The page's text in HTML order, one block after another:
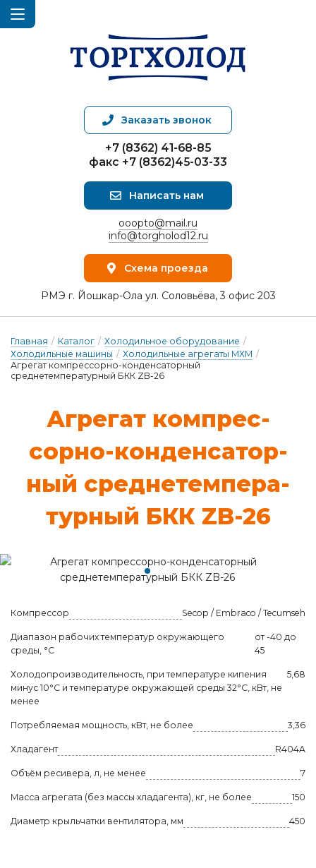
Заказать звонок
+7 (8362) 41-68-85
факс +7 (8362)45-03-33
Написать нам
ooopto@mail.ru
info@torgholod12.ru
Схема проезда
РМЭ г. Йошкар-Ола ул. Соловьёва, 3 офис 203
Главная / Каталог / Холодильное оборудование /
Холодильные машины / Холодильные агрегаты МХМ /
Агрегат компрессорно-конденсаторный
среднетемпературный БКК ZB-26
Аг­ре­гат ком­прес­
сорно-кон­денса­тор­
ный сред­не­тем­пе­ра­
тур­ный БКК ZB-26
Компрессор Secop / Embraco / Tecumseh
Диапазон рабочих температур окружающего
среды, °С
от -40 до
45
Холодопроизводительность, при температуре кипения
минус 10°С и температуре окружающей среды 32°С, кВт, не
менее
5,68
Потребляемая мощность, кВт, не более 3,36
Хладагент R404A
Объём ресивера, л, не менее 7
Масса агрегата (без массы хладагента), кг, не более 150
Диаметр крыльчатки вентилятора, мм 450